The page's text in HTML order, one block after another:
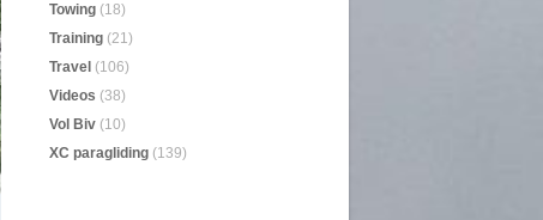
Towing (18)
Training (21)
Travel (106)
Videos (38)
Vol Biv (10)
XC paragliding (139)